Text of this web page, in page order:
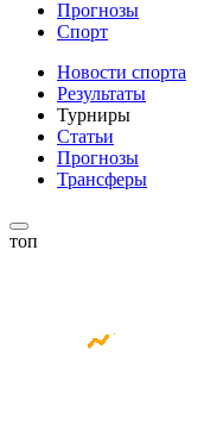
Прогнозы
Спорт
Новости спорта
Результаты
Турниры
Статьи
Прогнозы
Трансферы
топ